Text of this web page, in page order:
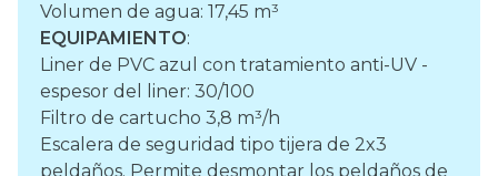
Volumen de agua: 17,45 m³
EQUIPAMIENTO:
Liner de PVC azul con tratamiento anti-UV -
espesor del liner: 30/100
Filtro de cartucho 3,8 m³/h
Escalera de seguridad tipo tijera de 2x3
peldaños. Permite desmontar los peldaños de